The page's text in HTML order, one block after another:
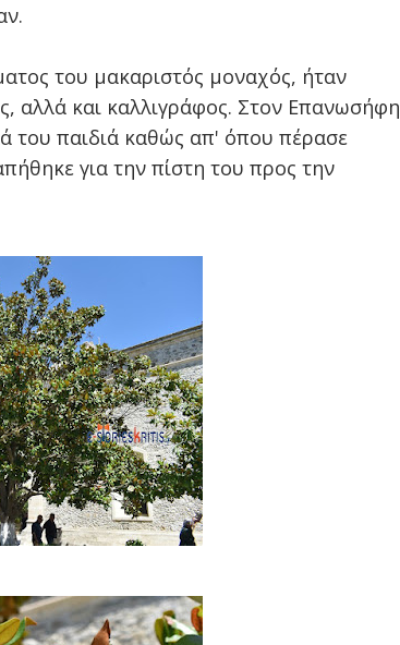
του μακαριστός μοναχός, ήταν
αλλά και καλλιγράφος. Στον Επανωσήφη
του παιδιά καθώς απ' όπου πέρασε
για την πίστη του προς την